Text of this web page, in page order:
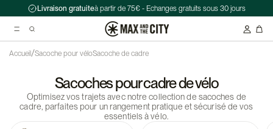
Livraison gratuiteà partir de 75€ - Echanges gratuits sous 30 jours
Recherche suggérées
Antivol chaîne Kryptonite Evolution Series 4 1090 - 90 cm
Casque Abus HUD-Y ACE
Accueil/Sacoche pour véloSacoche de cadre
Sacoches pour cadre de vélo
Optimisez vos trajets avec notre collection de sacoches de
cadre, parfaites pour un rangement pratique et sécurisé de vos
essentiels à vélo.